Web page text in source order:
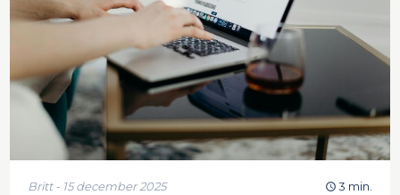
Britt - 15 december 2025 3 min.